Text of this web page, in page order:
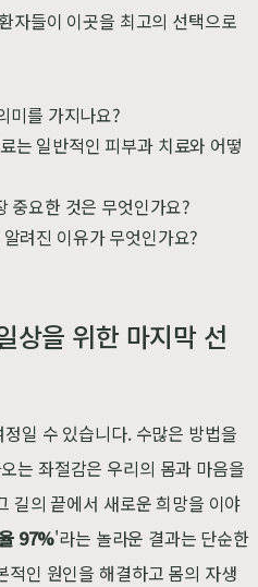
자들이 이곳을 최고의 선택으로
미를 가지나요?
는 일반적인 피부과 치료와 어떻
중요한 것은 무엇인가요?
려진 이유가 무엇인가요?
상을 위한 마지막 선
일 수 있습니다. 수많은 방법을
는 좌절감은 우리의 몸과 마음을
길의 끝에서 새로운 희망을 이야
97%'라는 놀라운 결과는 단순한
적인 원인을 해결하고 몸의 자생